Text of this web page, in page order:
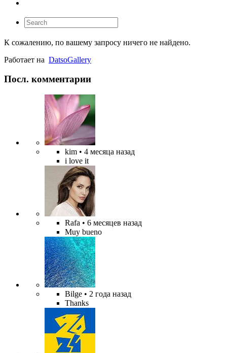
К сожалению, по вашему запросу ничего не найдено.
Работает на DatsoGallery
Посл. комментарии
kim • 4 месяца назад
i love it
Rafa • 6 месяцев назад
Muy bueno
Bilge • 2 года назад
Thanks